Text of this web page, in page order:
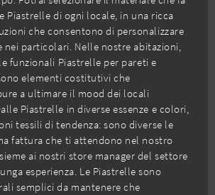
Piastrelle di ogni locale, in una ricca
che consentono di personalizzare
nei particolari. Nelle nostre abitazioni,
funzionali Piastrelle per pareti e
elementi costitutivi che
a ultimare il mood dei locali
Piastrelle in diverse essenze e colori,
tessili di tendenza: sono diverse le
fattura che ti attendono nel nostro
ai nostri store manager del settore
esperienza. Le Piastrelle sono
semplici da mantenere che